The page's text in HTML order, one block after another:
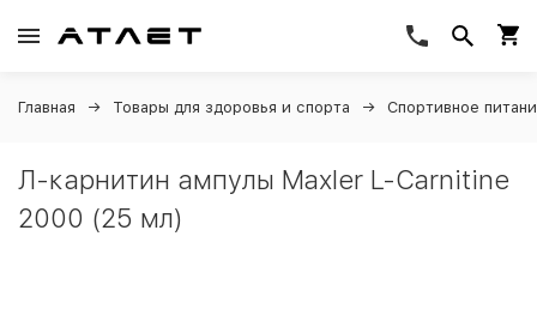
Главная Товары для здоровья и спорта Спортивное
Л-карнитин ампулы Maxler L-Carnitine
2000 (25 мл)